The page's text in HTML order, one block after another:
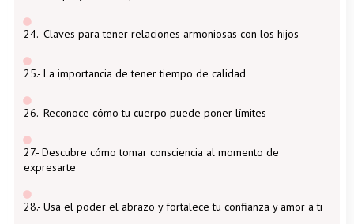
24.- Claves para tener relaciones armoniosas con los hijos
25.- La importancia de tener tiempo de calidad
26.- Reconoce cómo tu cuerpo puede poner límites
27.- Descubre cómo tomar consciencia al momento de
expresarte
28.- Usa el poder el abrazo y fortalece tu confianza y amor a ti